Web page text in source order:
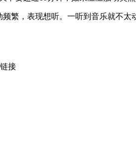
繁，表现想听。一听到音乐就不
接